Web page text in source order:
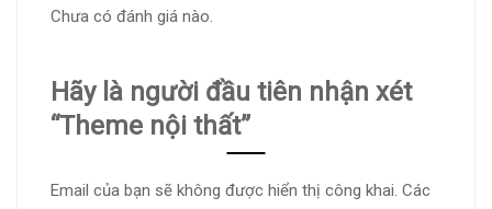
Chưa có đánh giá nào.
Hãy là người đầu tiên nhận xét
“Theme nội thất”
Email của bạn sẽ không được hiển thị công khai. Các